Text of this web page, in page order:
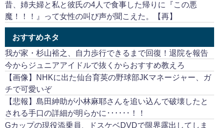
昔、姉夫婦と私と彼氏の4人で食事した帰りに『この悪
魔！！！』って女性の叫び声が聞こえた。【再】
おすすめネタ
我が家・杉山裕之、自力歩行できるまで回復！退院を報告
今からジュニアアイドルで抜くからおすすめ教えろ
【画像】NHKに出た仙台育英の野球部JKマネージャー、ガ
チで可愛いぞ
【悲報】島田紳助が小林麻耶さんを追い込んで破壊したと
される手口の詳細が明らかに･･････！！
Gカップの現役添乗員、ドスケベDVDで限界露出してしま